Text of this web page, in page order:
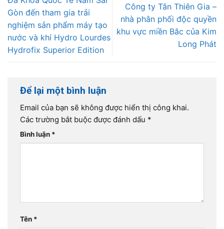
Gòn đến tham gia trải
nghiệm sản phẩm máy tạo
nước và khí Hydro Lourdes
Hydrofix Superior Edition
Công ty Tân Thiên Gia –
nhà phân phối độc quyền
khu vực miền Bắc của Kim
Long Phát
Để lại một bình luận
Email của bạn sẽ không được hiển thị công khai.
Các trường bắt buộc được đánh dấu *
Bình luận *
Tên *